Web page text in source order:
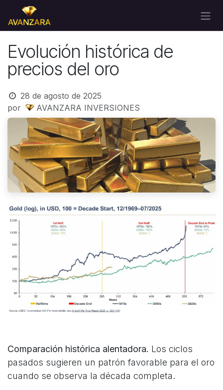
Ir al contenido
Evolución histórica de
precios del oro
28 de agosto de 2025
por
AVANZARA INVERSIONES
Comparación histórica alentadora. Los ciclos
pasados sugieren un patrón favorable para el oro
cuando se observa la década completa.